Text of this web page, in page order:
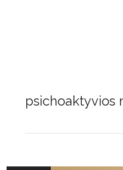
psichoaktyvios